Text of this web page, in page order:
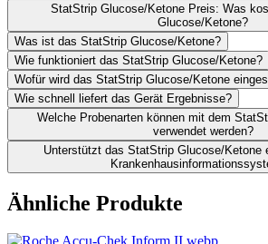
StatStrip Glucose/Ketone Preis: Was
Glucose/Ketone?
Was ist das StatStrip Glucose/Ketone?
Wie funktioniert das StatStrip Glucose/Ketone?
Wofür wird das StatStrip Glucose/Ketone
Wie schnell liefert das Gerät Ergebnisse?
Welche Probenarten können mit dem
verwendet werden?
Unterstützt das StatStrip Glucose/Ketone
Ähnliche Produkte